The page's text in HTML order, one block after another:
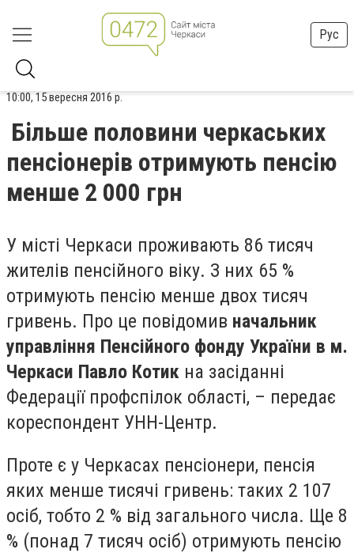
Рус
10:00, 15 вересня 2016 р.
Більше половини черкаських
пенсіонерів отримують пенсію
менше 2 000 грн
У місті Черкаси проживають 86 тисяч
жителів пенсійного віку. З них 65 %
отримують пенсію менше двох тисяч
гривень. Про це повідомив начальник
управління Пенсійного фонду України в м.
Черкаси Павло Котик на засіданні
Федерації профспілок області, – передає
кореспондент УНН-Центр.
Проте є у Черкасах пенсіонери, пенсія
яких менше тисячі гривень: таких 2 107
осіб, тобто 2 % від загального числа. Ще 8
% (понад 7 тисяч осіб) отримують пенсію